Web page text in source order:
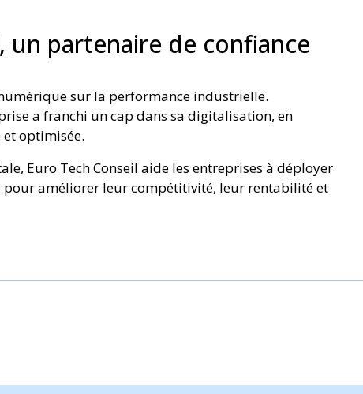
un partenaire de confiance
sur la performance industrielle.
a franchi un cap dans sa digitalisation, en
et optimisée.
Euro Tech Conseil aide les entreprises à déployer
améliorer leur compétitivité, leur rentabilité et
?
les logiciels devient une priorité stratégique.